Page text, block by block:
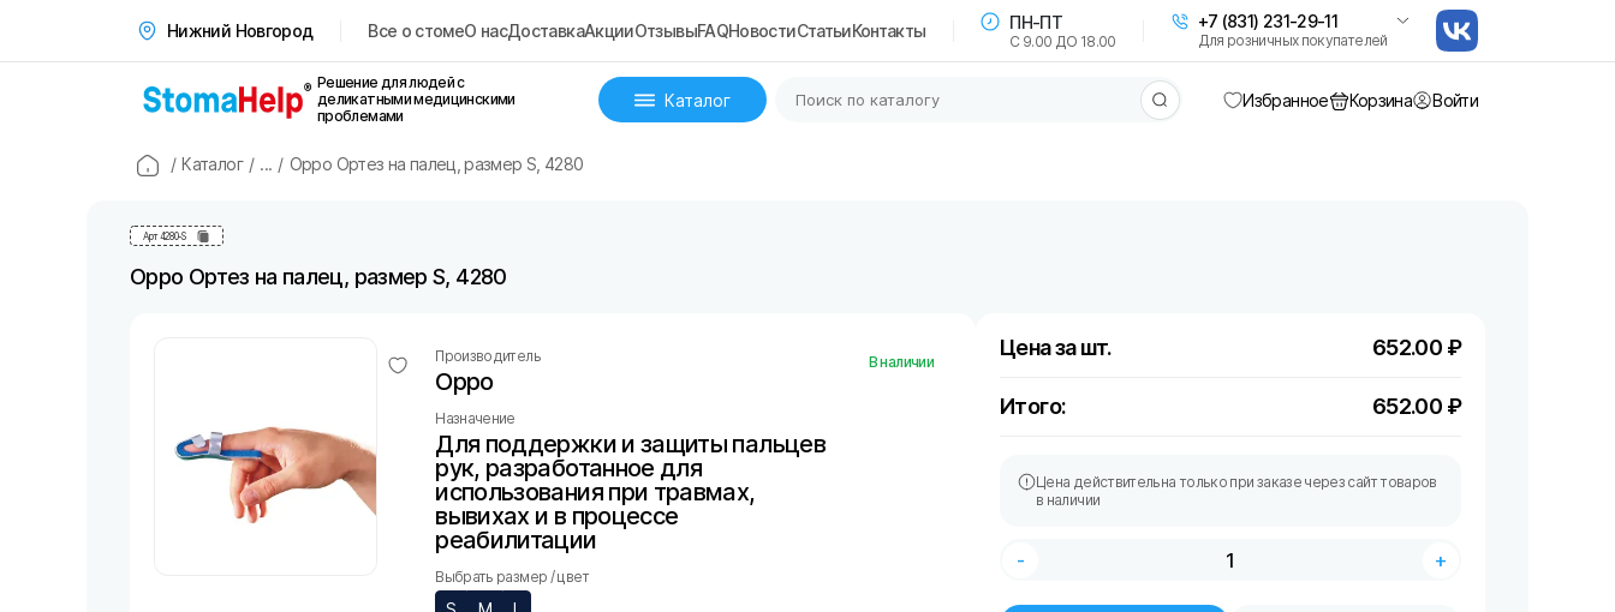
Нижний Новгород Все о стомеО насДоставкаАкцииОтзывыFAQНовостиСтатьиКонтакты ПН-ПТ
С 9.00 ДО 18.00
+7 (831) 231-29-11
Для розничных покупателей
Решение для людей с
деликатными медицинскими
проблемами
Каталог Избранное Корзина Войти
/ Каталог / ... / Oppo Ортез на палец, размер S, 4280
Арт4280-S
Oppo Ортез на палец, размер S, 4280
Производитель
Oppo
Назначение
Для поддержки и защиты пальцев
рук, разработанное для
использования при травмах,
вывихах и в процессе
реабилитации
Выбрать размер / цвет
В наличии
Цена за шт. 652.00 ₽
Итого: 652.00 ₽
Цена действительна только при заказе через сайт товаров
в наличии
- +